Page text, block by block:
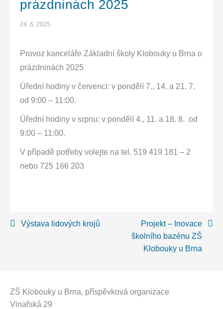
prázdninách 2025
24. 6. 2025
Provoz kanceláře Základní školy Klobouky u Brna o
prázdninách 2025
Úřední hodiny v červenci: v pondělí 7., 14. a 21. 7.
od 9:00 – 11:00.
Úřední hodiny v srpnu: v pondělí 4., 11. a 18. 8. od
9:00 – 11:00.
V případě potřeby volejte na tel. 519 419 181 – 2
nebo 725 166 203
Navigace
Výstava lidových krojů
Projekt – Inovace
školního bazénu ZŠ
Klobouky u Brna
ZŠ Klobouky u Brna, příspěvková organizace
Vinařská 29